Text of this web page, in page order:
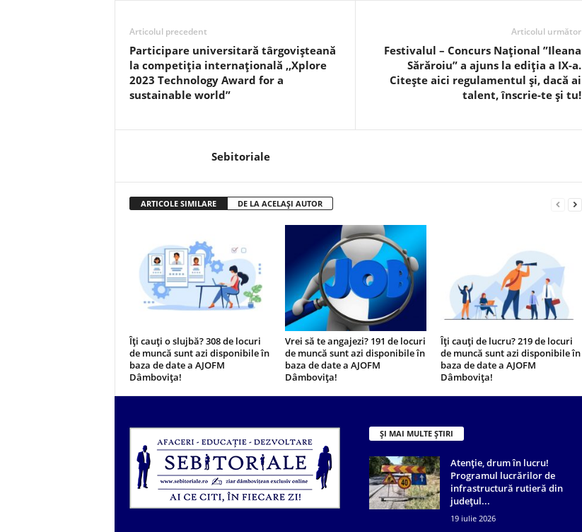
Articolul precedent
Participare universitară târgovișteană
la competiția internațională ,,Xplore
2023 Technology Award for a
sustainable world”
Articolul următor
Festivalul – Concurs Național ”Ileana
Sărăroiu” a ajuns la ediția a IX-a.
Citește aici regulamentul și, dacă ai
talent, înscrie-te și tu!
Sebitoriale
ARTICOLE SIMILARE DE LA ACELAȘI AUTOR
Îți cauți o slujbă? 308 de locuri
de muncă sunt azi disponibile în
baza de date a AJOFM
Dâmbovița!
Vrei să te angajezi? 191 de locuri
de muncă sunt azi disponibile în
baza de date a AJOFM
Dâmbovița!
Îți cauți de lucru? 219 de locuri
de muncă sunt azi disponibile în
baza de date a AJOFM
Dâmbovița!
ȘI MAI MULTE ȘTIRI
Atenție, drum în lucru!
Programul lucrărilor de
infrastructură rutieră din
județul...
19 iulie 2026